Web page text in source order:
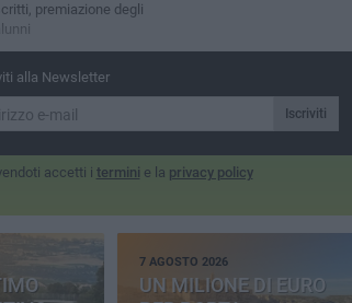
premiazione degli
alla Newsletter
Iscriviti
accetti i termini e la privacy policy
7 AGOSTO 2026
UN MILIONE DI EURO